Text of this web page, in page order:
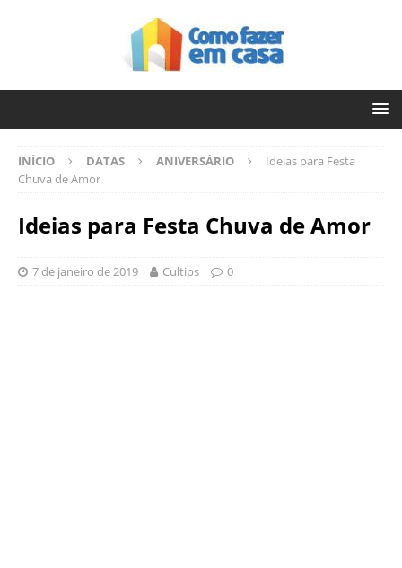
INÍCIO DATAS ANIVERSÁRIO
Ideias para Festa
Chuva de Amor
Ideias para Festa Chuva de Amor
7 de janeiro de 2019 Cultips 0